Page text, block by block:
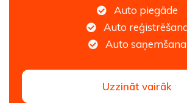
Auto piegāde
Auto
Auto saņemšana
Uzzināt vairāk